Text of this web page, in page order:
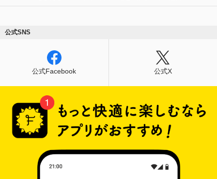
公式SNS
公式Facebook 公式X